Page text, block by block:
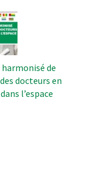
de
docteurs en
l’espace